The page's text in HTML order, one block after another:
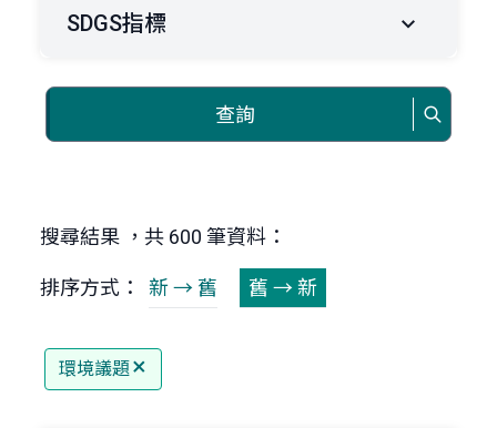
SDGS指標
查詢
搜尋結果 ，共 600 筆資料：
排序方式： 新 → 舊 舊 → 新
環境議題